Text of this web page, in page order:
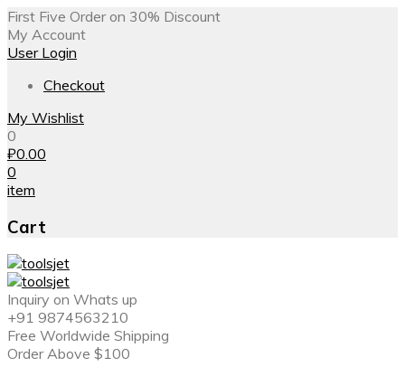
First Five Order on 30% Discount
My Account
User Login
Checkout
My Wishlist
0
₽0.00
0
item
Cart
Inquiry on Whats up
+91 9874563210
Free Worldwide Shipping
Order Above $100